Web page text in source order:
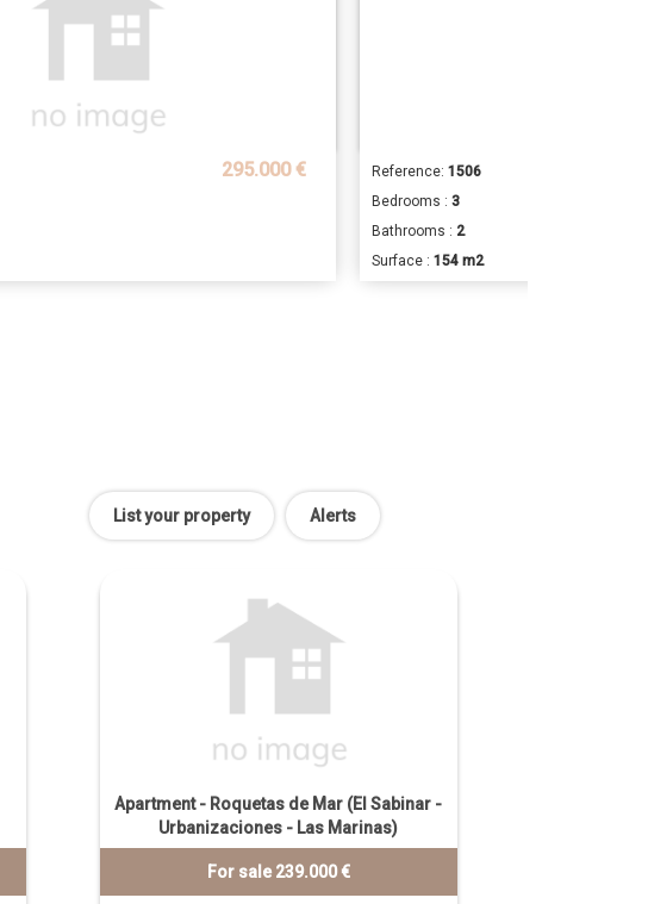
295.000 € Reference: 1506
Bedrooms : 3
Bathrooms : 2
Surface : 154 m2
Alerts
List your property
Apartment - Roquetas de Mar (El Sabinar -
Urbanizaciones - Las Marinas)
For sale 239.000 €